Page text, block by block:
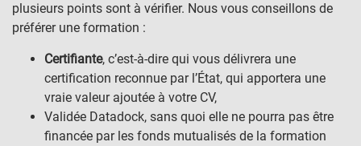
plusieurs points sont à vérifier. Nous vous conseillons de
préférer une formation :
Certifiante, c’est-à-dire qui vous délivrera une
certification reconnue par l’État, qui apportera une
vraie valeur ajoutée à votre CV,
Validée Datadock, sans quoi elle ne pourra pas être
financée par les fonds mutualisés de la formation